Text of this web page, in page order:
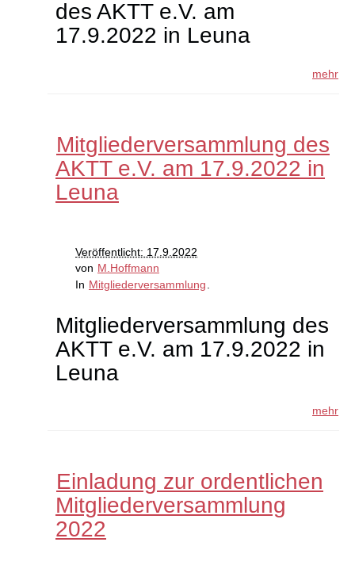
des AKTT e.V. am
17.9.2022 in Leuna
mehr
Mitgliederversammlung des
AKTT e.V. am 17.9.2022 in
Leuna
Veröffentlicht: 17.9.2022
von M.Hoffmann
In Mitgliederversammlung
Mitgliederversammlung des
AKTT e.V. am 17.9.2022 in
Leuna
mehr
Einladung zur ordentlichen
Mitgliederversammlung
2022